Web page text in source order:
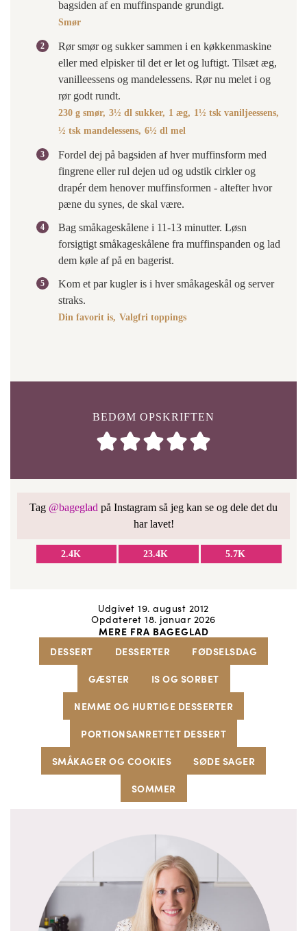
bagsiden af en muffinspande grundigt.
Smør
Rør smør og sukker sammen i en køkkenmaskine
eller med elpisker til det er let og luftigt. Tilsæt æg,
vanilleessens og mandelessens. Rør nu melet i og
rør godt rundt.
230 g smør, 3½ dl sukker, 1 æg, 1½ tsk vaniljeessens,
½ tsk mandelessens, 6½ dl mel
Fordel dej på bagsiden af hver muffinsform med
fingrene eller rul dejen ud og udstik cirkler og
drapér dem henover muffinsformen - altefter hvor
pæne du synes, de skal være.
Bag småkageskålene i 11-13 minutter. Løsn
forsigtigt småkageskålene fra muffinspanden og lad
dem køle af på en bagerist.
Kom et par kugler is i hver småkageskål og server
straks.
Din favorit is, Valgfri toppings
BEDØM OPSKRIFTEN
Tag @bageglad på Instagram så jeg kan se og dele det du
har lavet!
2.4K 23.4K 5.7K
Udgivet 19. august 2012
Opdateret 18. januar 2026
MERE FRA BAGEGLAD
DESSERT
DESSERTER
FØDSELSDAG
GÆSTER
IS OG SORBET
NEMME OG HURTIGE DESSERTER
PORTIONSANRETTET DESSERT
SMÅKAGER OG COOKIES
SØDE SAGER
SOMMER